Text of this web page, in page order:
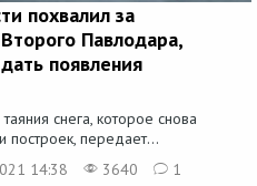
похвалил за
Павлодара,
появления
снега, которое снова
передает...
14:38 3640 1